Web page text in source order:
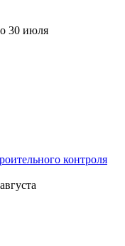
30 июля
контроля